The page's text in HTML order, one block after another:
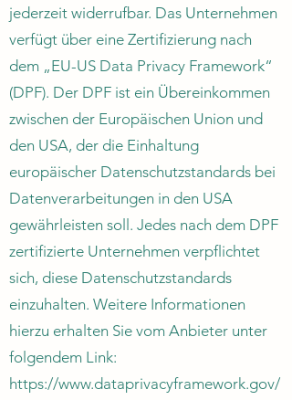
jederzeit widerrufbar. Das Unternehmen
verfügt über eine Zertifizierung nach
dem „EU-US Data Privacy Framework“
(DPF). Der DPF ist ein Übereinkommen
zwischen der Europäischen Union und
den USA, der die Einhaltung
europäischer Datenschutzstandards bei
Datenverarbeitungen in den USA
gewährleisten soll. Jedes nach dem DPF
zertifizierte Unternehmen verpflichtet
sich, diese Datenschutzstandards
einzuhalten. Weitere Informationen
hierzu erhalten Sie vom Anbieter unter
folgendem Link:
https://www.dataprivacyframework.gov/